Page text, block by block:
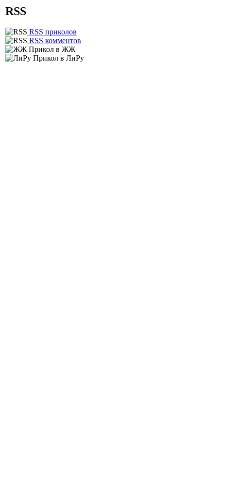
RSS
RSS приколов
RSS комментов
Прикол в ЖЖ
Прикол в ЛиРу